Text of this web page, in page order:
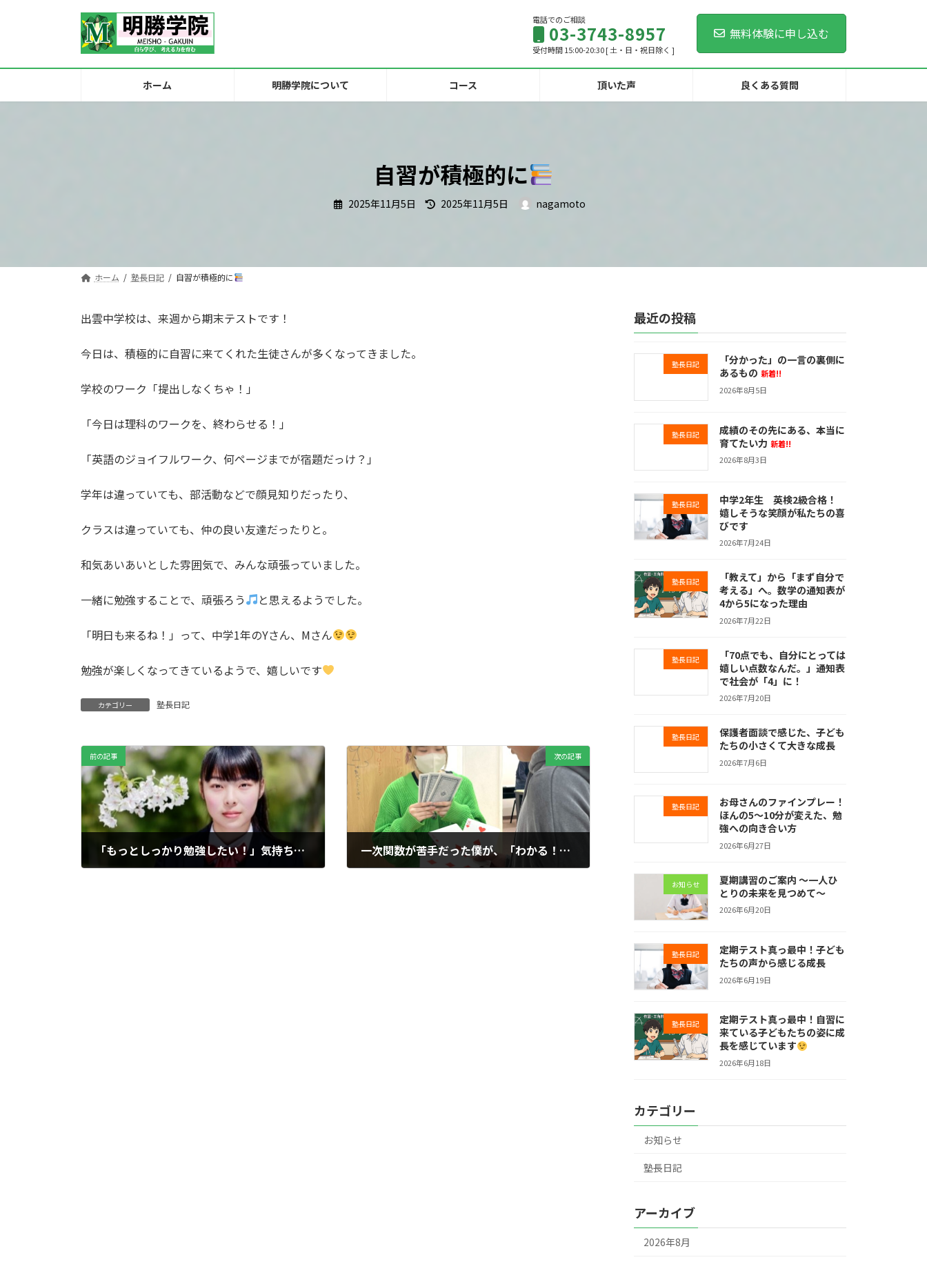
ツ
ス
シ
ン
電話でのご相談
03-3743-8957
受付時間 15:00-20:30 [ 土・日・祝日除く ]
無料体験に申し込む
ホーム 明勝学院について コース 頂いた声 良くある質問
自習が積極的に
2025年11月5日 最
終
2025年11月5日 nagamoto
ホーム 塾長日記 自習が積極的に
出雲中学校は、来週から期末テストです！
今日は、積極的に自習に来てくれた生徒さんが多くなってきました。
学校のワーク「提出しなくちゃ！」
「今日は理科のワークを、終わらせる！」
「英語のジョイフルワーク、何ページまでが宿題だっけ？」
学年は違っていても、部活動などで顔見知りだったり、
クラスは違っていても、仲の良い友達だったりと。
和気あいあいとした雰囲気で、みんな頑張っていました。
一緒に勉強することで、頑張ろう と思えるようでした。
「明日も来るね！」って、中学1年のYさん、Mさん
勉強が楽しくなってきているようで、嬉しいです
カテゴリー 塾長日記
前の記事
「もっとしっかり勉強したい！」気持ちが成長の第一歩に
次の記事
一次関数が苦手だった僕が、「わかる！」を実感できた瞬間
最近の投稿
塾長日記
「分かった」の一言の裏側に
あるもの 新着!!
2026年8月5日
塾長日記
成績のその先にある、本当に
育てたい力 新着!!
2026年8月3日
塾長日記
中学2年生 英検2級合格！
嬉しそうな笑顔が私たちの喜
びです
2026年7月24日
塾長日記
「教えて」から「まず自分で
考える」へ。数学の通知表が
4から5になった理由
2026年7月22日
塾長日記
「70点でも、自分にとっては
嬉しい点数なんだ。」――通知表
で社会が「4」に！
2026年7月20日
塾長日記
保護者面談で感じた、子ども
たちの小さくて大きな成長
2026年7月6日
塾長日記
お母さんのファインプレー！
ほんの5～10分が変えた、勉
強への向き合い方
2026年6月27日
お知らせ
夏期講習のご案内 ～一人ひ
とりの未来を見つめて～
2026年6月20日
塾長日記
定期テスト真っ最中！子ども
たちの声から感じる成長
2026年6月19日
塾長日記
定期テスト真っ最中！自習に
来ている子どもたちの姿に成
長を感じています
2026年6月18日
カテゴリー
お知らせ
塾長日記
アーカイブ
2026年8月